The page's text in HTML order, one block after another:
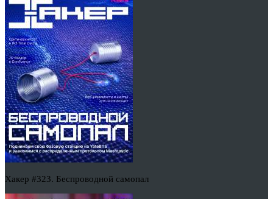
Хакер #323. Беспроводной самопал